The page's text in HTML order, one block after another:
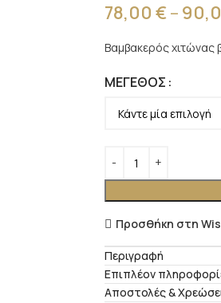
78,00 €–
Βαμβακερός χιτώνας
ΜΈΓΕΘΟΣ
Προσθήκη στη
Περιγραφή
Επιπλέον
Αποστολές &